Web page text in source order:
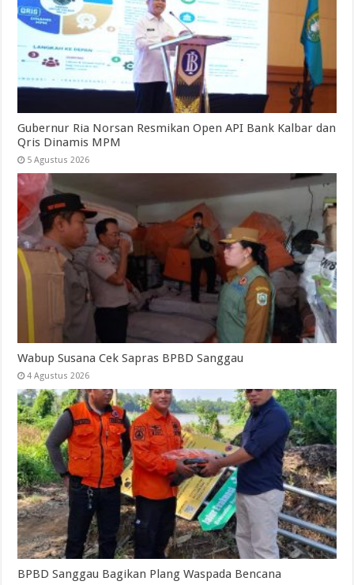
Gubernur Ria Norsan Resmikan Open API Bank Kalbar dan
Qris Dinamis MPM
5 Agustus 2026
Wabup Susana Cek Sapras BPBD Sanggau
4 Agustus 2026
BPBD Sanggau Bagikan Plang Waspada Bencana